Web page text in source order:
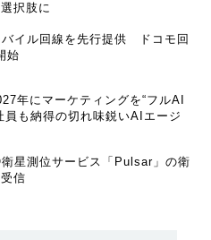
択肢に
イル回線を先行提供 ドコモ回
始
年にマーケティングを“フルAI
も納得の切れ味鋭いAIエージ
星測位サービス「Pulsar」の衛
信